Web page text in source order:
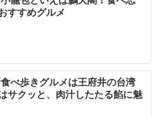
すすめグルメ
べ歩きグルメは王府井の台湾
サクッと、肉汁したたる餡に魅